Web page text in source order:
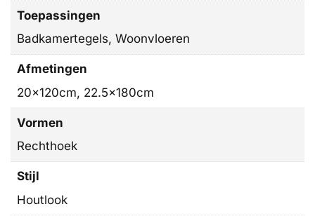
Toepassingen
Badkamertegels, Woonvloeren
Afmetingen
20x120cm, 22.5x180cm
Vormen
Rechthoek
Stijl
Houtlook